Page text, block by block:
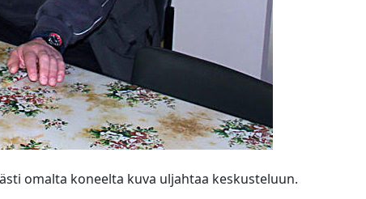
omalta koneelta kuva uljahtaa keskusteluun.